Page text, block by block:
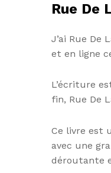
Rue De
J’ai Rue De
et en ligne
L’écriture
fin, Rue De
Ce livre est
avec une
déroutante